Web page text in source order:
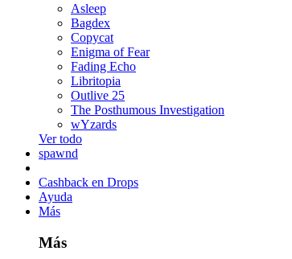
Asleep
Bagdex
Copycat
Enigma of Fear
Fading Echo
Libritopia
Outlive 25
The Posthumous Investigation
wYzards
Ver todo
spawnd
Cashback en Drops
Ayuda
Más
Más